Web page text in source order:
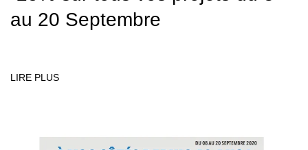
au 20 Septembre
LIRE PLUS